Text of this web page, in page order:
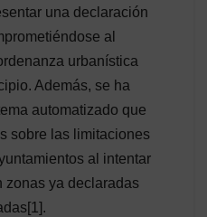
una declaración
al
urbanística
Además, se ha
automatizado que
sobre las limitaciones
al intentar
zonas ya declaradas